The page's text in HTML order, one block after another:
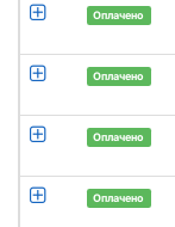
Оплачено
Оплачено
Оплачено
Оплачено